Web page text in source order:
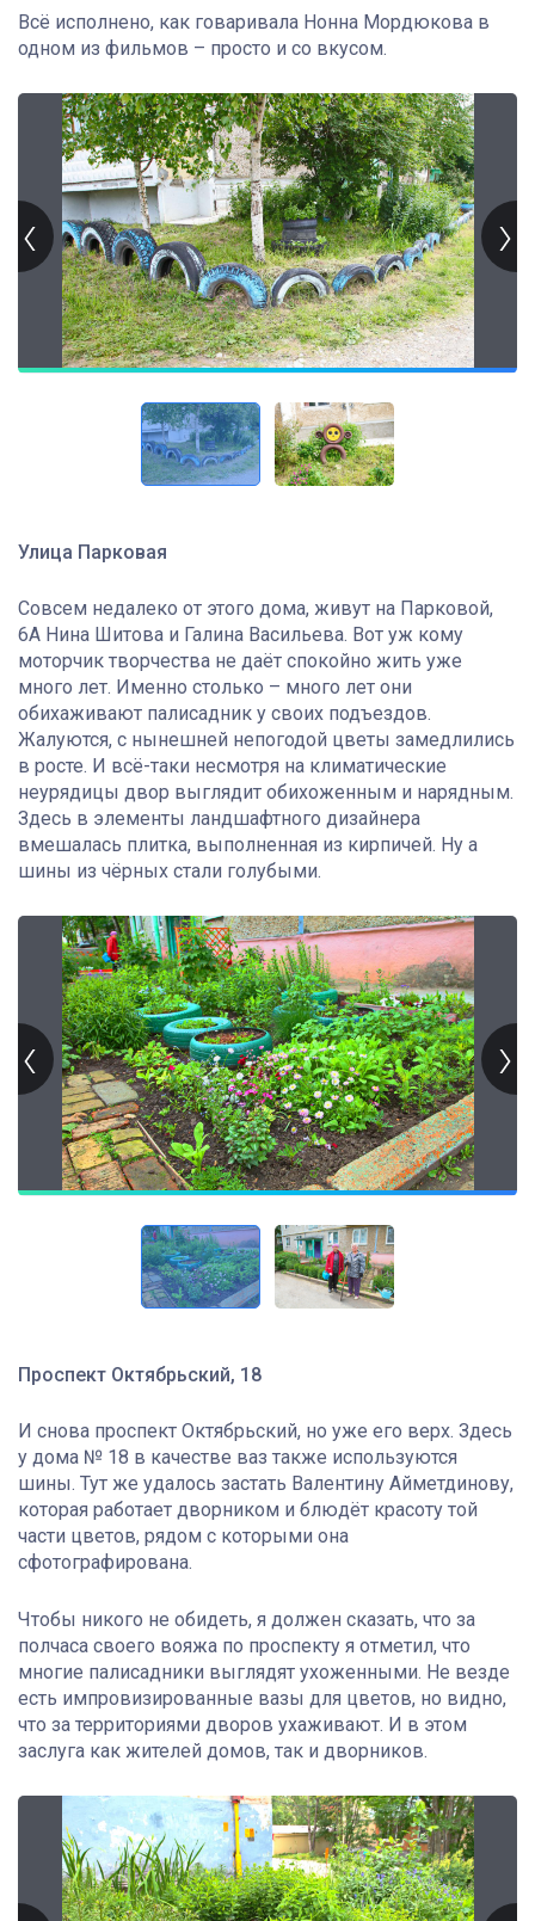
Всё исполнено, как говаривала Нонна Мордюкова в
одном из фильмов – просто и со вкусом.
Улица Парковая
Совсем недалеко от этого дома, живут на Парковой,
6А Нина Шитова и Галина Васильева. Вот уж кому
моторчик творчества не даёт спокойно жить уже
много лет. Именно столько – много лет они
обихаживают палисадник у своих подъездов.
Жалуются, с нынешней непогодой цветы замедлились
в росте. И всё-таки несмотря на климатические
неурядицы двор выглядит обихоженным и нарядным.
Здесь в элементы ландшафтного дизайнера
вмешалась плитка, выполненная из кирпичей. Ну а
шины из чёрных стали голубыми.
Проспект Октябрьский, 18
И снова проспект Октябрьский, но уже его верх. Здесь
у дома № 18 в качестве ваз также используются
шины. Тут же удалось застать Валентину Айметдинову,
которая работает дворником и блюдёт красоту той
части цветов, рядом с которыми она
сфотографирована.
Чтобы никого не обидеть, я должен сказать, что за
полчаса своего вояжа по проспекту я отметил, что
многие палисадники выглядят ухоженными. Не везде
есть импровизированные вазы для цветов, но видно,
что за территориями дворов ухаживают. И в этом
заслуга как жителей домов, так и дворников.